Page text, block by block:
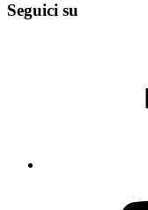
Seguici su